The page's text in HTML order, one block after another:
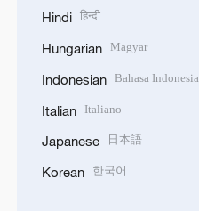
Hindi हिन्दी
Hungarian Magyar
Indonesian Bahasa Indonesia
Italian Italiano
Japanese 日本語
Korean 한국어